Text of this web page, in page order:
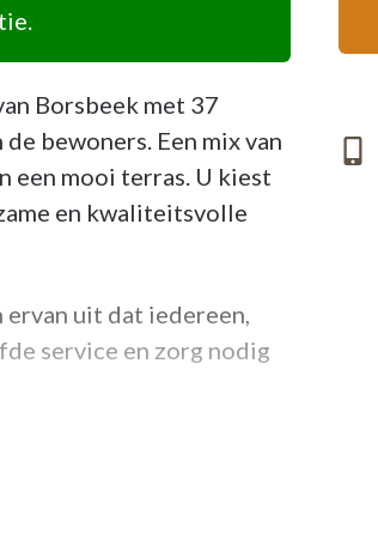
Borsbeek met 37
bewoners. Een mix van
een mooi terras. U kiest
en kwaliteitsvolle
uit dat iedereen,
service en zorg nodig
om onbezorgd van